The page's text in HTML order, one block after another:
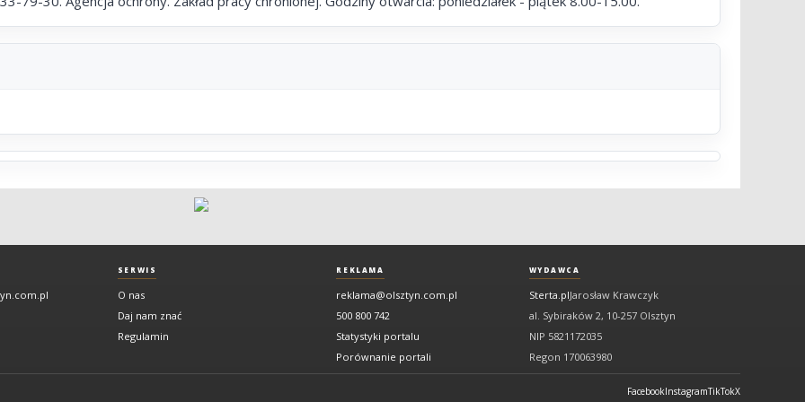
SERWIS
O nas
Daj nam znać
Regulamin
REKLAMA
reklama@olsztyn.com.pl
500 800 742
Statystyki portalu
Porównanie portali
WYDAWCA
Sterta.plJarosław Krawczyk
al. Sybiraków 2, 10-257 Olsztyn
NIP 5821172035
Regon 170063980
FacebookInstagramTikTokX